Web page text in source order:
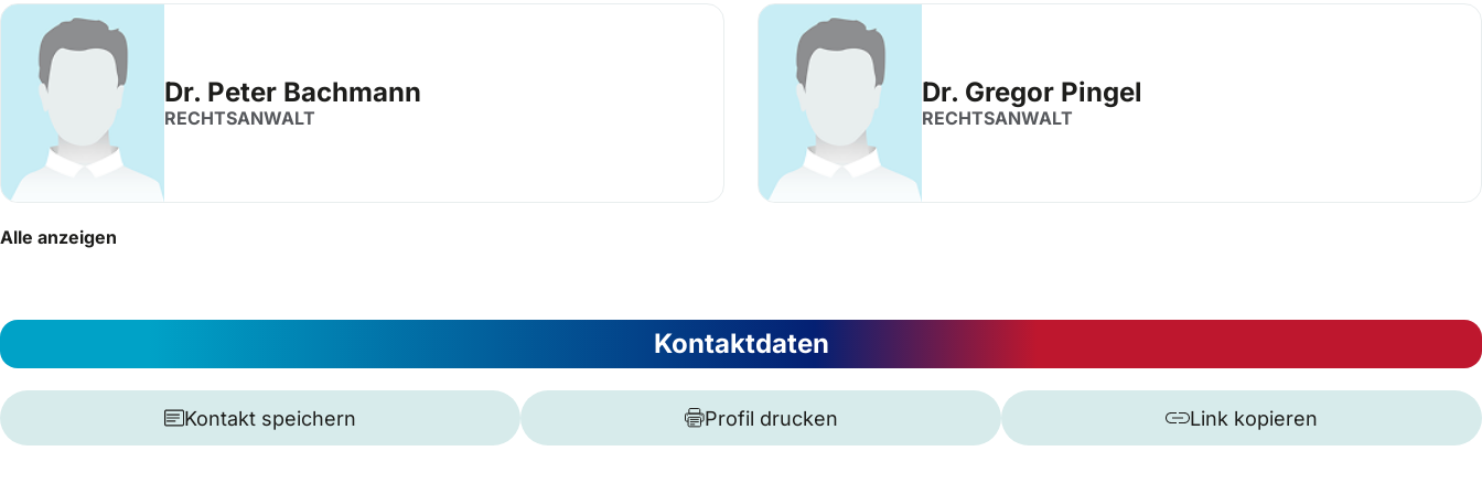
Dr. Peter Bachmann
RECHTSANWALT
Dr. Gregor Pingel
RECHTSANWALT
Alle anzeigen
Kontaktdaten
Kontakt speichern Profil drucken Link kopieren